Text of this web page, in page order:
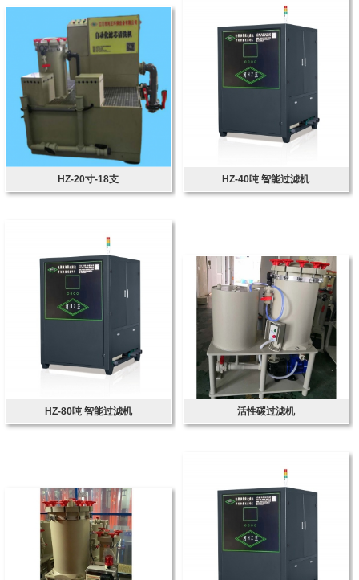
HZ-20寸-18支 HZ-40吨 智能过滤机
HZ-80吨 智能过滤机 活性碳过滤机